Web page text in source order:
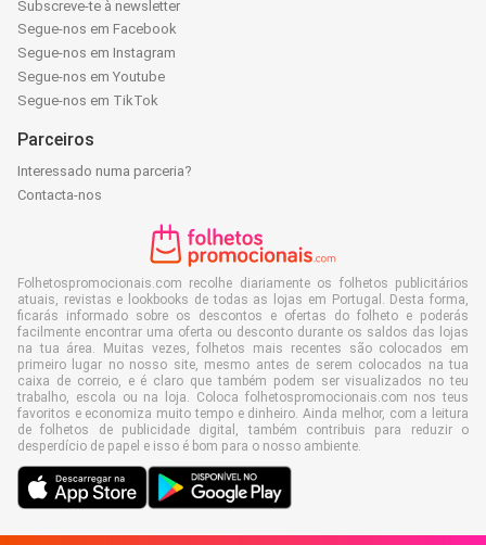
Subscreve-te à newsletter
Segue-nos em Facebook
Segue-nos em Instagram
Segue-nos em Youtube
Segue-nos em TikTok
Parceiros
Interessado numa parceria?
Contacta-nos
Folhetospromocionais.com recolhe diariamente os folhetos publicitários
atuais, revistas e lookbooks de todas as lojas em Portugal. Desta forma,
ficarás informado sobre os descontos e ofertas do folheto e poderás
facilmente encontrar uma oferta ou desconto durante os saldos das lojas
na tua área. Muitas vezes, folhetos mais recentes são colocados em
primeiro lugar no nosso site, mesmo antes de serem colocados na tua
caixa de correio, e é claro que também podem ser visualizados no teu
trabalho, escola ou na loja. Coloca folhetospromocionais.com nos teus
favoritos e economiza muito tempo e dinheiro. Ainda melhor, com a leitura
de folhetos de publicidade digital, também contribuis para reduzir o
desperdício de papel e isso é bom para o nosso ambiente.